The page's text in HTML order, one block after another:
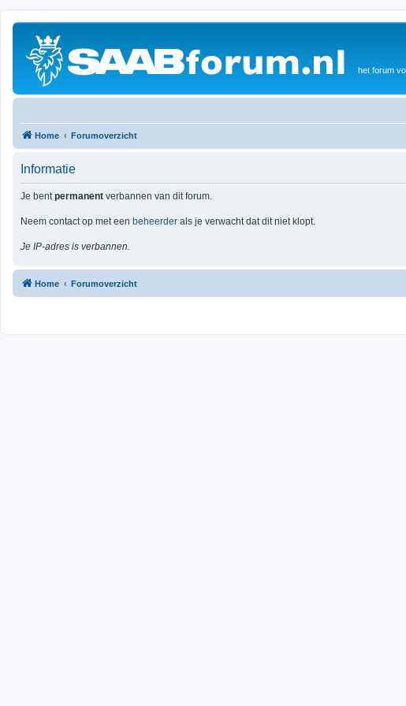
het forum
Home Forumoverzicht
Informatie
Je bentpermanent verbannen van dit forum.
Neem contact op met een beheerder als je verwacht dat dit niet klopt.
Je IP-adres is verbannen.
Home Forumoverzicht